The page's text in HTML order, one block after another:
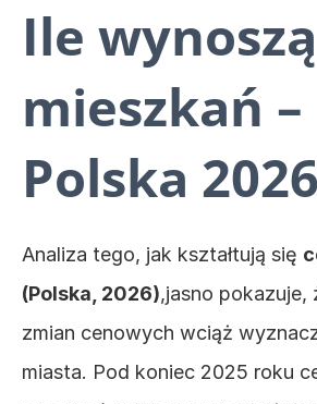
Ile
mieszkań –
Polska
Analiza tego, jak kształtują się
(Polska, 2026),jasno pokazuje,
zmian cenowych wciąż
miasta. Pod koniec 2025 roku